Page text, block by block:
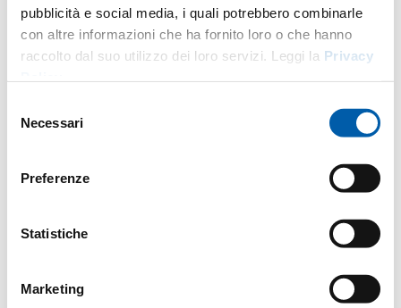
pubblicità e social media, i quali potrebbero combinarle
con altre informazioni che ha fornito loro o che hanno
raccolto dal suo utilizzo dei loro servizi. Leggi la Privacy
delNecessari
Preferenze
Statistiche
Marketing